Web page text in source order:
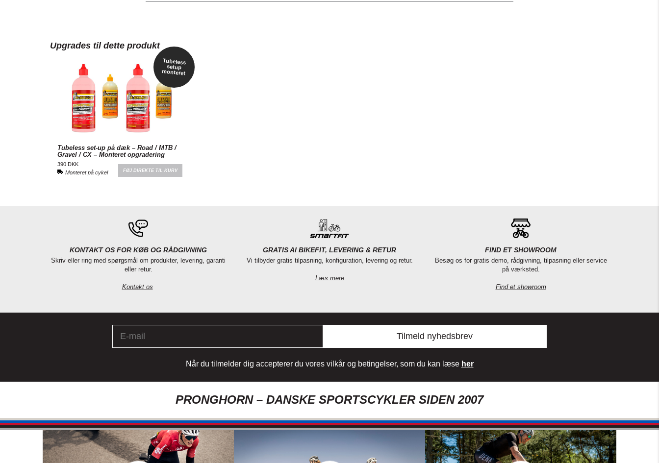
Upgrades til dette produkt
Tubeless
setup
monteret
Tubeless set-up på dæk – Road / MTB /
Gravel / CX – Monteret opgradering
390 DKK
Monteret på cykel
FØJ DIREKTE TIL KURV
KONTAKT OS FOR KØB OG RÅDGIVNING
Skriv eller ring med spørgsmål om produkter, levering, garanti
eller retur.
Kontakt os
GRATIS AI BIKEFIT, LEVERING & RETUR
Vi tilbyder gratis tilpasning, konfiguration, levering og retur.
Læs mere
FIND ET SHOWROOM
Besøg os for gratis demo, rådgivning, tilpasning eller service
på værksted.
Find et showroom
Tilmeld nyhedsbrev
Når du tilmelder dig accepterer du vores vilkår og betingelser, som du kan læse her
PRONGHORN – DANSKE SPORTSCYKLER SIDEN 2007